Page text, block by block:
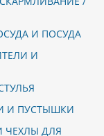
И ПОСУДА
И
И ПУСТЫШКИ
ДЛЯ